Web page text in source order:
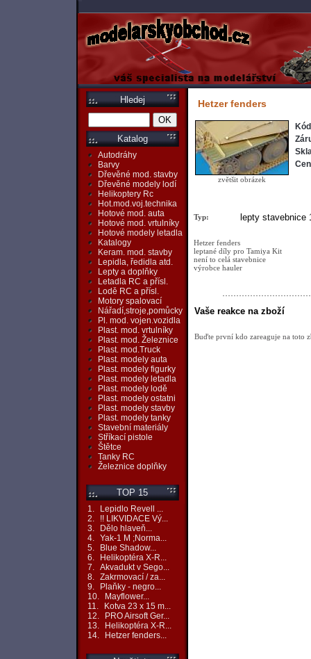
Hledej
Katalog
Autodráhy
Barvy
Dřevěné mod. stavby
Dřevěné modely lodí
Helikoptery Rc
Hot.mod.voj.technika
Hotové mod. auta
Hotové mod. vrtulníky
Hotové modely letadla
Katalogy
Keram. mod. stavby
Lepidla, ředidla atd.
Lepty a doplňky
Letadla RC a přísl.
Lodě RC a přísl.
Motory spalovací
Nářadí,stroje,pomůcky
Pl. mod. vojen.vozidla
Plast. mod. vrtulníky
Plast. mod. Železnice
Plast. mod.Truck
Plast. modely auta
Plast. modely figurky
Plast. modely letadla
Plast. modely lodě
Plast. modely ostatni
Plast. modely stavby
Plast. modely tanky
Stavební materiály
Stříkací pistole
Štětce
Tanky RC
Železnice doplňky
TOP 15
1.
Lepidlo Revell ...
2.
!! LIKVIDACE Vý...
3.
Dělo hlaveň...
4. Yak-1 M ;Norma...
5.
Blue Shadow...
6.
Helikoptéra X-R...
7. Akvadukt v Sego...
8. Zakrmovací / za...
9.
Plaňky - negro...
10.
Mayflower...
11.
Kotva 23 x 15 m...
12.
PRO Airsoft Ger...
13.
Helikoptéra X-R...
14.
Hetzer fenders...
Hetzer fenders
zvětšit obrázek
Typ: lepty stavebnice
Hetzer fenders
leptané díly pro Tamiya Kit
není to celá stavebnice
výrobce hauler
Vaše reakce na zboží
Buďte první kdo zareaguje na toto